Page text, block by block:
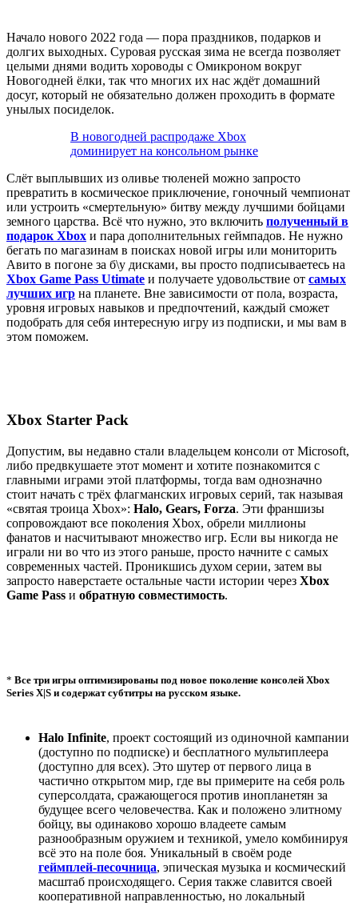
Начало нового 2022 года — пора праздников, подарков и
долгих выходных. Суровая русская зима не всегда позволяет
целыми днями водить хороводы с Омикроном вокруг
Новогодней ёлки, так что многих их нас ждёт домашний
досуг, который не обязательно должен проходить в формате
унылых посиделок.
В новогодней распродаже Xbox
доминирует на консольном рынке
Слёт выплывших из оливье тюленей можно запросто
превратить в космическое приключение, гоночный чемпионат
или устроить «смертельную» битву между лучшими бойцами
земного царства. Всё что нужно, это включить полученный в
подарок Xbox и пара дополнительных геймпадов. Не нужно
бегать по магазинам в поисках новой игры или мониторить
Авито в погоне за б\у дисками, вы просто подписываетесь на
Xbox Game Pass Utimate и получаете удовольствие от самых
лучших игр на планете. Вне зависимости от пола, возраста,
уровня игровых навыков и предпочтений, каждый сможет
подобрать для себя интересную игру из подписки, и мы вам в
этом поможем.
Xbox Starter Pack
Допустим, вы недавно стали владельцем консоли от Microsoft,
либо предвкушаете этот момент и хотите познакомится с
главными играми этой платформы, тогда вам однозначно
стоит начать с трёх флагманских игровых серий, так называя
«святая троица Xbox»: Halo, Gears, Forza. Эти франшизы
сопровождают все поколения Xbox, обрели миллионы
фанатов и насчитывают множество игр. Если вы никогда не
играли ни во что из этого раньше, просто начните с самых
современных частей. Проникшись духом серии, затем вы
запросто наверстаете остальные части истории через Xbox
Game Pass и обратную совместимость.
* Все три игры оптимизированы под новое поколение консолей Xbox
Series X|S и содержат субтитры на русском языке.
Halo Infinite, проект состоящий из одиночной кампании
(доступно по подписке) и бесплатного мультиплеера
(доступно для всех). Это шутер от первого лица в
частично открытом мир, где вы примерите на себя роль
суперсолдата, сражающегося против инопланетян за
будущее всего человечества. Как и положено элитному
бойцу, вы одинаково хорошо владеете самым
разнообразным оружием и техникой, умело комбинируя
всё это на поле боя. Уникальный в своём роде
геймплей-песочница, эпическая музыка и космический
масштаб происходящего. Серия также славится своей
кооперативной направленностью, но локальный